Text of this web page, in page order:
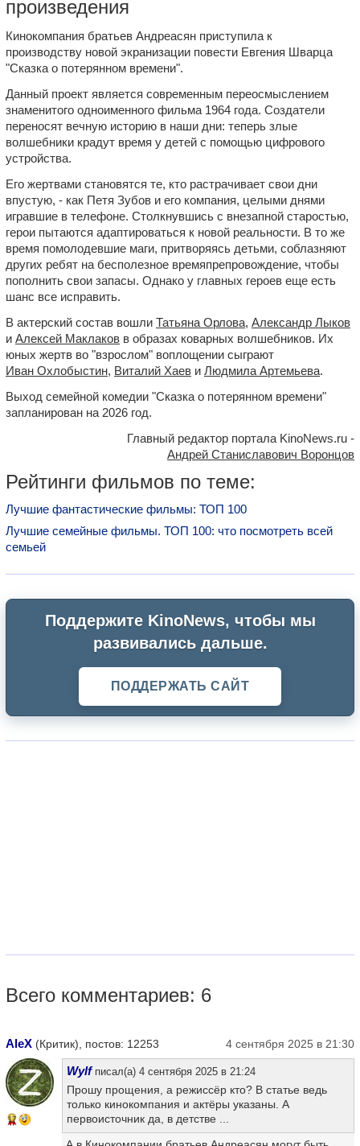
произведения
Кинокомпания братьев Андреасян приступила к
производству новой экранизации повести Евгения Шварца
"Сказка о потерянном времени".
Данный проект является современным переосмыслением
знаменитого одноименного фильма 1964 года. Создатели
переносят вечную историю в наши дни: теперь злые
волшебники крадут время у детей с помощью цифрового
устройства.
Его жертвами становятся те, кто растрачивает свои дни
впустую, - как Петя Зубов и его компания, целыми днями
игравшие в телефоне. Столкнувшись с внезапной старостью,
герои пытаются адаптироваться к новой реальности. В то же
время помолодевшие маги, притворяясь детьми, соблазняют
других ребят на бесполезное времяпрепровождение, чтобы
пополнить свои запасы. Однако у главных героев еще есть
шанс все исправить.
В актерский состав вошли Татьяна Орлова, Александр Лыков
и Алексей Маклаков в образах коварных волшебников. Их
юных жертв во "взрослом" воплощении сыграют
Иван Охлобыстин, Виталий Хаев и Людмила Артемьева.
Выход семейной комедии "Сказка о потерянном времени"
запланирован на 2026 год.
Главный редактор портала KinoNews.ru -
Андрей Станиславович Воронцов
Рейтинги фильмов по теме:
Лучшие фантастические фильмы: ТОП 100
Лучшие семейные фильмы. ТОП 100: что посмотреть всей
семьей
Поддержите KinoNews, чтобы мы
развивались дальше.
ПОДДЕРЖАТЬ САЙТ
Всего комментариев: 6
AleX (Критик), постов: 12253 4 сентября 2025 в 21:30
17
Wylfписал(а) 4 сентября 2025 в 21:24
Прошу прощения, а режиссёр кто? В статье ведь
только кинокомпания и актёры указаны. А
первоисточник да, в детстве ...